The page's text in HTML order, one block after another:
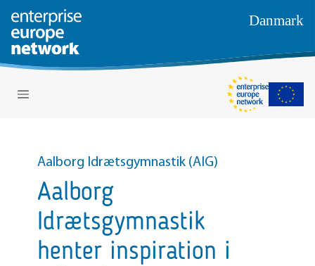
Danmark
Aalborg Idrætsgymnastik (AIG)
Aalborg
Idrætsgymnastik
henter inspiration i